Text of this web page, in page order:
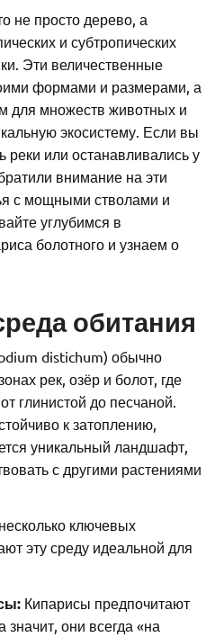
не просто дерево, а
и субтропических
Эти величественные
формами и размерами, а
для множеств животных и
экосистему. Если вы
реки или останавливались у
внимание на эти
с мощными стволами и
углубимся в
болотного и узнаем о
обитания
distichum) обычно
рек, озёр и болот, где
глинистой до песчаной.
к затоплению,
уникальный ландшафт,
с другими растениями
ключевых
эту среду идеальной для
Кипарисы предпочитают
они всегда «на